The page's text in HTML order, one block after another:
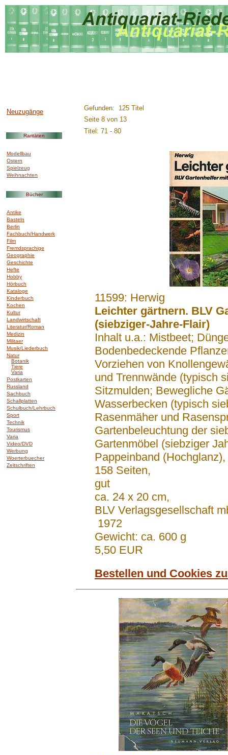
Neuzugänge
Raritäten
Modellbau
Ostern
Spielzeug
Weihnachten
Bücher
Antike
Basteln
Berlin
Fachbuch/Handwerk
Film
Fremdsprachige
Geographie
Geschichte
Hefte
Hobby
Hörbuch
Kataloge
Kinderbuch
Kochen
Kultur
Landwirtschaft
Literatur/Roman
Medizin
Militaer
Musik/Liederbuch
Natur
Botanik
Tiere
Varia
Postkarten
Russland
Sachbuch
Schallplatten
Schulbuch/Lehrbuch
Sport
Technik
Tourismus
Varia
Video/DVD
Werbung
Woerterbuecher
Zeitschriften
Gefunden: 125 Titel
Seite 8 von 13
Titel: 71 - 80
11599: Herwig
Leichter gärtnern. BLV
(siebziger-Jahre-Flair)
Inhalt u.a.: Mistbeet;
Bodenbedeckende
Vorziehen von
und Trennwände (typisch
Sitzmulden; Bewegliche
Wasserbecken (typisch
Rasenmäher und
Gartenbeleuchtung der
Gartenmöbel (siebziger
Pappeinband (Hochglanz),
158 Seiten,
gut
ca. 24 x 20 cm,
BLV Verlagsgesellschaft
1972
Gewicht: ca. 600 g
5,50 EUR
Bestellen und Cookies